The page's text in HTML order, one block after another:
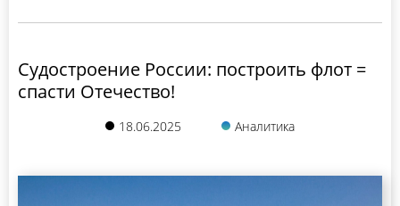
Судостроение России: построить флот =
спасти Отечество!
18.06.2025 Аналитика